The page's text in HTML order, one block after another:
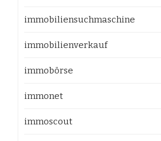
immobiliensuchmaschine
immobilienverkauf
immobörse
immonet
immoscout